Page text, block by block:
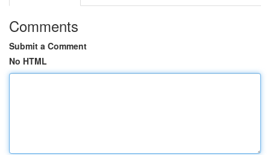
Comments
Submit a Comment
No HTML